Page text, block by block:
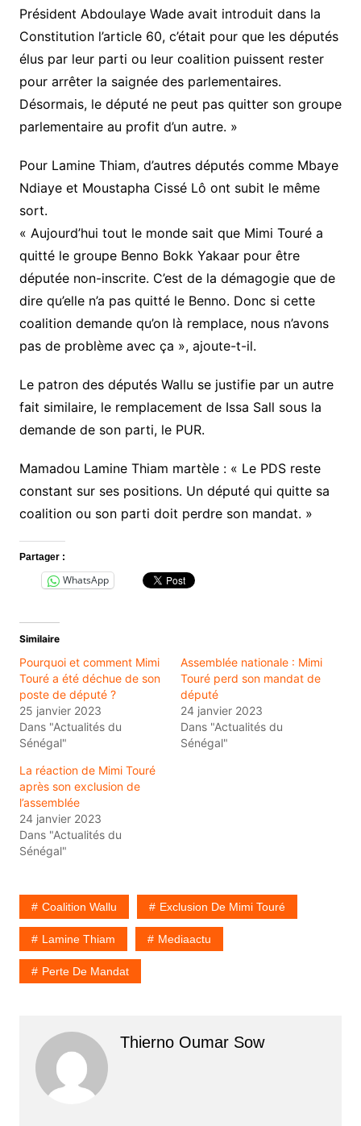
Président Abdoulaye Wade avait introduit dans la
Constitution l’article 60, c’était pour que les députés
élus par leur parti ou leur coalition puissent rester
pour arrêter la saignée des parlementaires.
Désormais, le député ne peut pas quitter son groupe
parlementaire au profit d’un autre. »
Pour Lamine Thiam, d’autres députés comme Mbaye
Ndiaye et Moustapha Cissé Lô ont subit le même
sort.
« Aujourd’hui tout le monde sait que Mimi Touré a
quitté le groupe Benno Bokk Yakaar pour être
députée non-inscrite. C’est de la démagogie que de
dire qu’elle n’a pas quitté le Benno. Donc si cette
coalition demande qu’on là remplace, nous n’avons
pas de problème avec ça », ajoute-t-il.
Le patron des députés Wallu se justifie par un autre
fait similaire, le remplacement de Issa Sall sous la
demande de son parti, le PUR.
Mamadou Lamine Thiam martèle : « Le PDS reste
constant sur ses positions. Un député qui quitte sa
coalition ou son parti doit perdre son mandat. »
Partager :
WhatsApp
Similaire
Pourquoi et comment Mimi
Touré a été déchue de son
poste de député ?
25 janvier 2023
Dans "Actualités du
Sénégal"
Assemblée nationale : Mimi
Touré perd son mandat de
député
24 janvier 2023
Dans "Actualités du
Sénégal"
La réaction de Mimi Touré
après son exclusion de
l’assemblée
24 janvier 2023
Dans "Actualités du
Sénégal"
Coalition Wallu Exclusion De Mimi Touré
Lamine Thiam Mediaactu
Perte De Mandat
Thierno Oumar Sow